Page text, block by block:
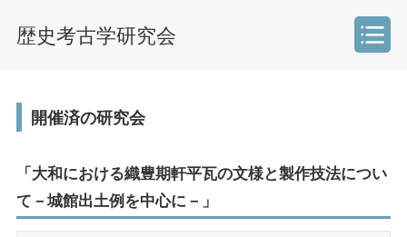
一般の方へ 企業・採用担当者の方へ
歴史考古学研究会
研究活動・実績
社会連携
公開講座
開催済の研究会
「大和における織豊期軒平瓦の文様と製作技法につい
て－城館出土例を中心に－」